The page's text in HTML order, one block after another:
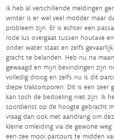
ik heb al verschillende meldingen
winter is er wel veel modder maar
probleem zijn. Er is echter een
rode lus overgaat tussen houtave
onder water staat en zelfs
gracht te belanden. Heb nu na
gewaagd en mijn bevindingen zijn
volledig droog en zelfs nu is dit
diepe traktorsporen. Dit is een zeer
kan toch de bedoeling niet zijn. Ik
spordienst op de hoogte gebracht
vraag dan ook met aandrang om
kleine omleiding via de gewone
een zee mooi parcours te midden